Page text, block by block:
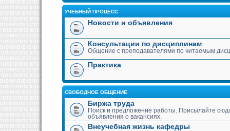
УЧЕБНЫЙ ПРОЦЕСС
Новости и объявления
Консультации по дисциплинам
Общение с преподавателями по читаемым
Практика
СВОБОДНОЕ ОБЩЕНИЕ
Биржа труда
Поиск и предложение работы. Присылайте
объявления о вакансиях.
Внеучебная жизнь кафедры